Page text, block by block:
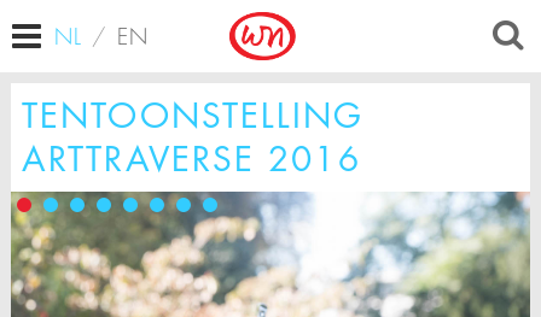
NL / EN
TENTOONSTELLING
ARTTRAVERSE 2016